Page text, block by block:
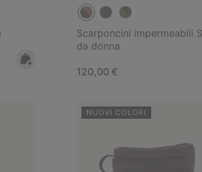
Scarponcini impermeabili
da donna
Regular price:
120,00 €
NUOVI COLORI